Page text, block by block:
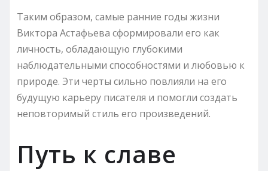
Таким образом, самые ранние годы жизни
Виктора Астафьева сформировали его как
личность, обладающую глубокими
наблюдательными способностями и любовью к
природе. Эти черты сильно повлияли на его
будущую карьеру писателя и помогли создать
неповторимый стиль его произведений.
Путь к славе